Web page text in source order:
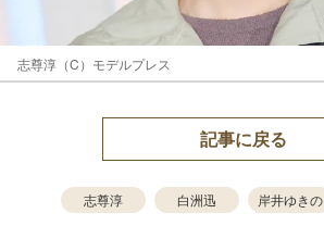
志尊淳（C）モデルプレス
記事に戻る
志尊淳 白洲迅 岸井ゆきの